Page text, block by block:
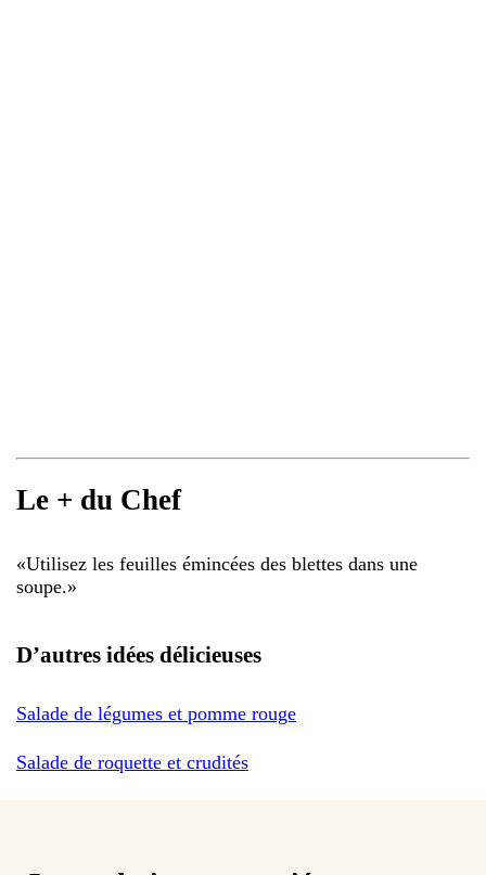
Le + du Chef
«Utilisez les feuilles émincées des blettes dans une
soupe.»
D’autres idées délicieuses
Salade de légumes et pomme rouge
Salade de roquette et crudités